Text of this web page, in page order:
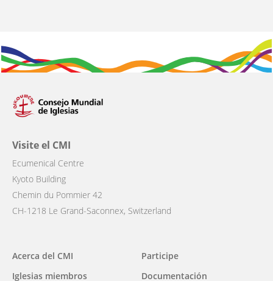
Visite el CMI
Ecumenical Centre
Kyoto Building
Chemin du Pommier 42
CH-1218 Le Grand-Saconnex, Switzerland
Main
navigation
Acerca del CMI
Iglesias miembros
Participe
Documentación